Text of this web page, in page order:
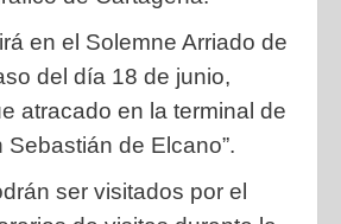
en el Solemne Arriado de
del día 18 de junio,
atracado en la terminal de
Sebastián de Elcano”.
ser visitados por el